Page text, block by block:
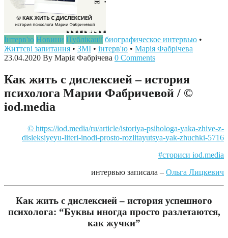
Інтерв'ю Новини Публікації биографическое интервью •
Життєві запитання • ЗМІ • інтерв'ю • Марія Фабрічева
23.04.2020 By Марія Фабрічева 0 Comments
Как жить с дислексией – история
психолога Марии Фабричевой / ©
iod.media
© https://iod.media/ru/article/istoriya-psihologa-yaka-zhive-z-
disleksiyeyu-literi-inodi-prosto-rozlitayutsya-yak-zhuchki-5716
#сториси iod.media
интервью записала – Ольга Лицкевич
Как жить с дислексией – история успешного
психолога: “Буквы иногда просто разлетаются,
как жучки”